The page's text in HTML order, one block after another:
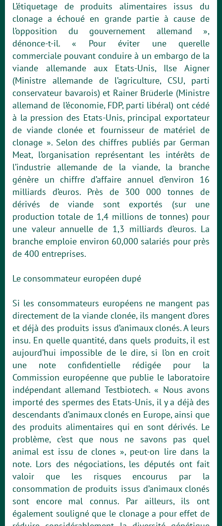
L’étiquetage de produits alimentaires issus du
clonage a échoué en grande partie à cause de
l’opposition du gouvernement allemand »,
dénonce-t-il. « Pour éviter une querelle
commerciale pouvant conduire à un embargo de la
viande allemande aux Etats-Unis, Ilse Aigner
(Ministre allemande de l’agriculture, CSU, parti
conservateur bavarois) et Rainer Brüderle (Ministre
allemand de l’économie, FDP, parti libéral) ont cédé
à la pression des Etats-Unis, principal exportateur
de viande clonée et fournisseur de matériel de
clonage ». Selon des chiffres publiés par German
Meat, l’organisation représentant les intérêts de
l’industrie allemande de la viande, la branche
génère un chiffre d’affaire annuel d’environ 16
milliards d’euros. Près de 300 000 tonnes de
dérivés de viande sont exportés (sur une
production totale de 1,4 millions de tonnes) pour
une valeur annuelle de 1,3 milliards d’euros. La
branche emploie environ 60,000 salariés pour près
de 400 entreprises.
Le consommateur européen dupé
Si les consommateurs européens ne mangent pas
directement de la viande clonée, ils mangent d’ores
et déjà des produits issus d’animaux clonés. A leurs
insu. En quelle quantité, dans quels produits, il est
aujourd’hui impossible de le dire, si l’on en croit
une note confidentielle rédigée pour la
Commission européenne que publie le laboratoire
indépendant allemand Testbiotech. « Nous avons
importé des spermes des Etats-Unis, il y a déjà des
descendants d’animaux clonés en Europe, ainsi que
des produits alimentaires qui en sont dérivés. Le
problème, c’est que nous ne savons pas quel
animal est issu de clones », peut-on lire dans la
note. Lors des négociations, les députés ont fait
valoir que les risques encourus par la
consommation de produits issus d’animaux clonés
sont encore mal connus. Par ailleurs, ils ont
également souligné que le clonage a pour effet de